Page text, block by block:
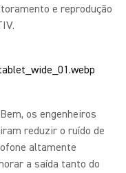
e reprodução
os engenheiros
reduzir o ruído de
altamente
a saída tanto do